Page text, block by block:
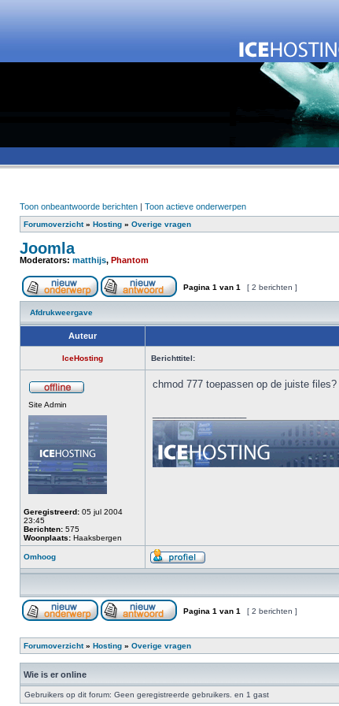
Toon onbeantwoorde berichten | Toon actieve onderwerpen
Forumoverzicht» Hosting » Overige vragen
Joomla
Moderators: matthijs, Phantom
Pagina 1 van 1 [ 2 berichten ]
Afdrukweergave
Auteur
IceHosting Berichttitel:
Site Admin
Geregistreerd: 05 jul 2004
23:45
Berichten: 575
Woonplaats: Haaksbergen
chmod 777 toepassen op de juiste files?
Omhoog
Pagina 1 van 1 [ 2 berichten ]
Forumoverzicht» Hosting » Overige vragen
Wie is er online
Gebruikers op dit forum: Geen geregistreerde gebruikers. en 1 gast